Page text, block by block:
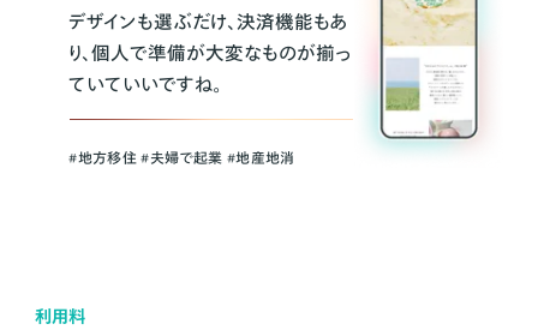
デザインも選ぶだけ、決済機能もあ
り、個人で準備が大変なものが揃っ
ていていいですね。
#地方移住 #夫婦で起業 #地産地消
利用料